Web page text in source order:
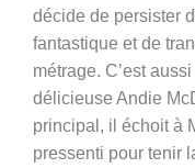
décide de persister
fantastique et de
métrage. C’est
délicieuse Andie
principal, il échoit à
pressenti pour tenir